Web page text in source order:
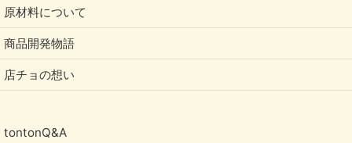
原材料について
商品開発物語
店チョの想い
tontonQ&A